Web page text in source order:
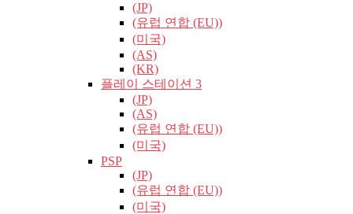
(JP)
(유럽​​ 연합 (EU))
(미국)
(AS)
(KR)
플레이 스테이션 3
(JP)
(AS)
(유럽​​ 연합 (EU))
(미국)
PSP
(JP)
(유럽​​ 연합 (EU))
(미국)